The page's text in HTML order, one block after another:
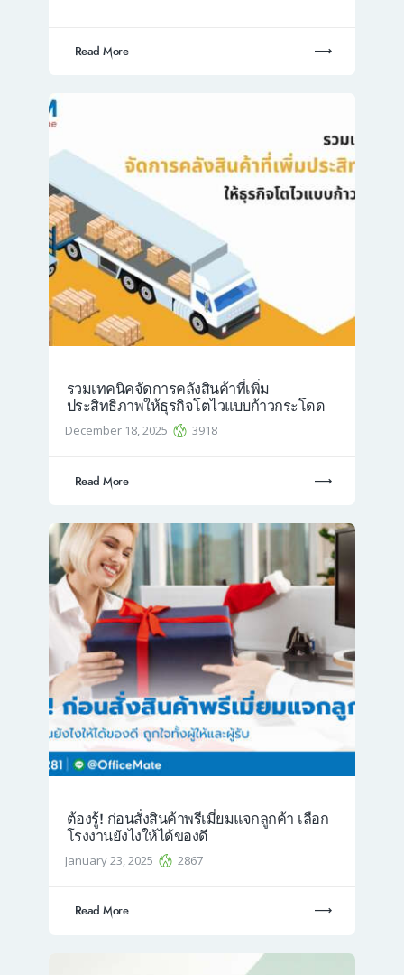
Read More
รวมเทคนิคจัดการคลังสินค้าที่เพิ่ม
ประสิทธิภาพให้ธุรกิจโตไวแบบก้าวกระโดด
December 18, 2025 3918
Read More
ต้องรู้! ก่อนสั่งสินค้าพรีเมี่ยมแจกลูกค้า เลือก
โรงงานยังไงให้ได้ของดี
January 23, 2025 2867
Read More